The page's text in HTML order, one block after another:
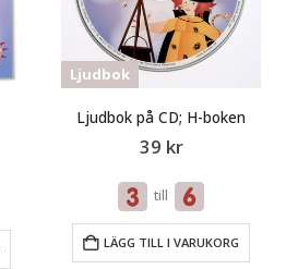
Ljudbok
Ljudbok på CD; H-boken
39 kr
till
LÄGG TILL I VARUKORG